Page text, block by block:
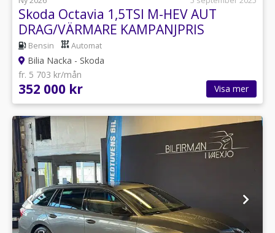
Skoda Octavia 1,5TSI M-HEV AUT
DRAG/VÄRMARE KAMPANJPRIS
Bensin Automat
Bilia Nacka - Skoda
fr. 5 703 kr/mån
352 000 kr Visa mer